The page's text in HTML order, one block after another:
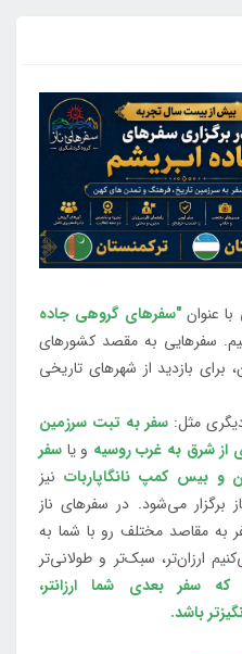
"سفرهای گروهی جاده
سفرهایی به مقصد کشورهای
برای بازدید از شهرهای تاریخی
مثل:سفر به تبت سرزمین
از شرق به غرب روسیه و یا سفر
و بیس کمپ نانگاپاربات نیز
می‌شود. در سفرهای ناز
به مقاصد مختلف رو با شما به
ارزان‌تر، سبک‌تر و طولانی‌تر
سفر بعدی شما ارزانتر،